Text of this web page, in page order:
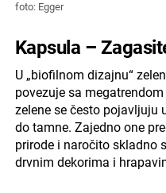
foto: Egger
Kapsula –
U „biofilnom dizajnu“
povezuje sa
zelene se često pojavljuju
do tamne. Zajedno one
prirode i naročito skladno
drvnim dekorima i